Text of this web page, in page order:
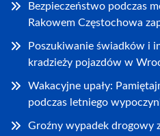
Bezpieczeństwo podczas
Rakowem Częstochowa
Poszukiwanie świadków i
kradzieży pojazdów w
Wakacyjne upały:
podczas letniego
Groźny wypadek drogowy